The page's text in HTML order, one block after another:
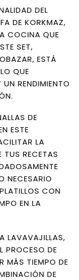
DEL
DE KORKMAZ,
COCINA QUE
SET,
ESTÁ
QUE
RENDIMIENTO
DE
ESTE
LA
TUS RECETAS
NECESARIO
CON
EN LA
LAVAVAJILLAS,
PROCESO DE
MÁS TIEMPO DE
DE